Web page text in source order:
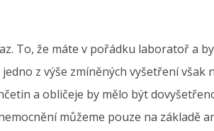
To, že máte v pořádku laboratoř a
z výše zmíněných vyšetření
a obličeje by mělo být
můžeme pouze na základě